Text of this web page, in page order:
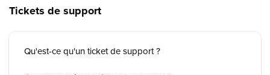
Tickets de support
Qu'est-ce qu'un ticket de support ?